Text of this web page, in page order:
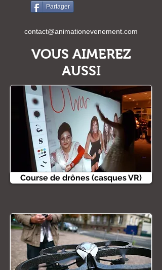
Partager
contact@animationevenement.com
VOUS AIMEREZ
AUSSI
Course de drônes (casques VR)